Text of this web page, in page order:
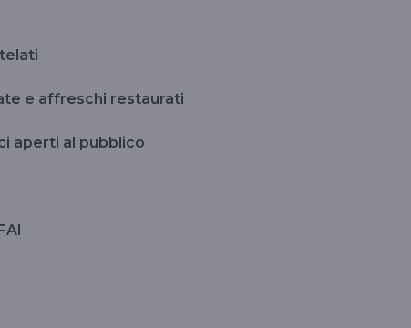
e affreschi restaurati
aperti al pubblico